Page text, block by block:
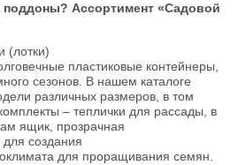
Ассортимент «Садовой
(лотки)
пластиковые контейнеры,
сезонов. В нашем каталоге
различных размеров, в том
– теплички для рассады, в
ящик, прозрачная
создания
для проращивания семян.